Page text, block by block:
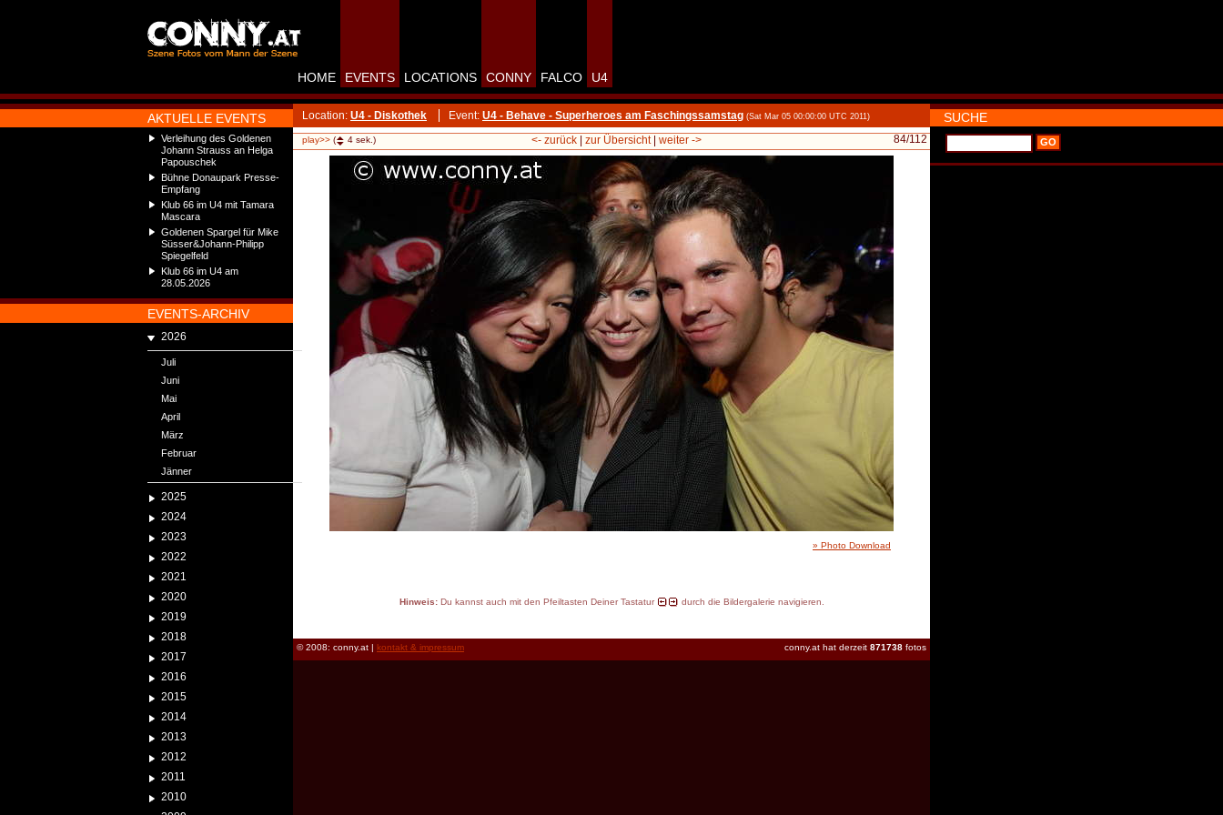
AKTUELLE EVENTS
Verleihung des Goldenen
Johann Strauss an Helga
Papouschek
Bühne Donaupark Presse-
Empfang
Klub 66 im U4 mit Tamara
Mascara
Goldenen Spargel für Mike
Süsser&Johann-Philipp
Spiegelfeld
Klub 66 im U4 am
28.05.2026
EVENTS-ARCHIV
2026
Juli
Juni
Mai
April
März
Februar
Jänner
2025
2024
2023
2022
2021
2020
2019
2018
2017
2016
2015
2014
2013
2012
2011
2010
HOME EVENTS LOCATIONS CONNY FALCO U4
Location: U4 - Diskothek Event: U4 - Behave - Superheroes am Faschingssamstag (Sat Mar 05 00:00:00 UTC 2011)
play>> ( 4 sek.) 84/112
<- zurück| zur Übersicht| weiter ->
» Photo Download
Hinweis:Du kannst auch mit den Pfeiltasten Deiner Tastatur durch die Bildergalerie navigieren.
conny.at hat derzeit 871738 fotos
© 2008: conny.at | kontakt & impressum
SUCHE